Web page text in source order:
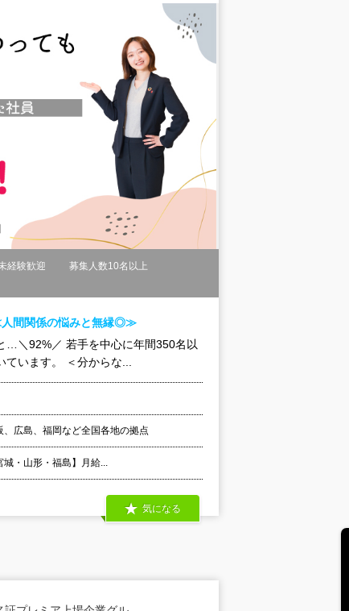
経験歓迎
募集人数10名以上
人間関係の悩みと無縁◎≫
…＼92%／ 若手を中心に年間350名以
います。 ＜分からな...
、広島、福岡など全国各地の拠点
城・山形・福島】月給...
気になる